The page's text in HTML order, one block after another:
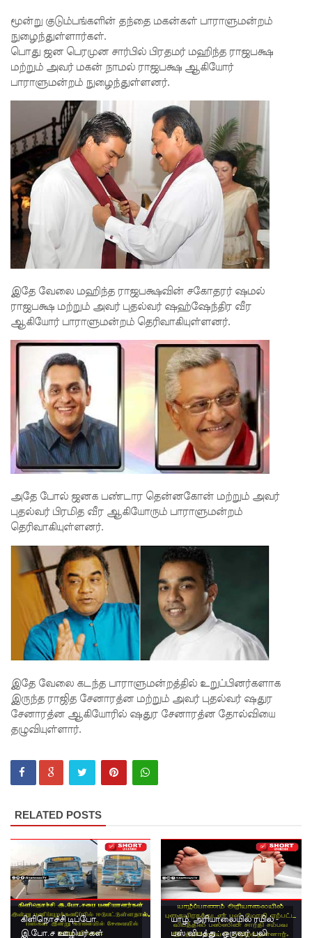
றையீட்டு
விசார
ணை
செப்டம்பர்
23 வரை
ஒத்திவைப்
பு!
சுகாதார
உதவியா
ளர்
நியமனங்க
ளில்
சுகாதார
தொண்டர்
களையும்
உள்வாங்க
வும் -
உதுமா
லெப்பை
விலங்குக
ள், தேசிய
நீர்
வழங்கல்
வடிகால்
சபை
சட்டமூலங்
நிறைவேற்
றம்!
சட்டவி
சூதாட்ட
ளங்களை
முடக்குமா
று
உத்தரவு!
மூன்று குடும்பங்களின் தந்தை மகன்கள் பாராளுமன்றம்
நுழைந்துள்ளார்கள்.
பொது ஜன பெரமுன சார்பில் பிரதமர் மஹிந்த ராஜபக்ஷ
மற்றும் அவர் மகன் நாமல் ராஜபக்ஷ ஆகியோர்
பாராளுமன்றம் நுழைந்துள்ளனர்.
இதே வேலை மஹிந்த ராஜபக்ஷவின் சகோதரர் ஷமல்
ராஜபக்ஷ மற்றும் அவர் புதல்வர் ஷஹ்ஷேந்திர வீர
ஆகியோர் பாராளுமன்றம் தெரிவாகியுள்ளனர்.
அதே போல் ஜனக பண்டார தென்னகோன் மற்றும் அவர்
புதல்வர் பிரமித வீர ஆகியோரும் பாராளுமன்றம்
தெரிவாகியுள்ளனர்.
இதே வேலை கடந்த பாராளுமன்றத்தில் உறுப்பினர்களாக
இருந்த ராஜித சேனாரத்ன மற்றும் அவர் புதல்வர் ஷதுர
சேனாரத்ன ஆகியோரில் ஷதுர சேனாரத்ன தோல்வியை
தழுவியுள்ளார்.
RELATED POSTS
கிளிநொச்சி டிப்போ
இ.போ.ச ஊழியர்கள்
யாழ். அரியாலையில் ரயில் -
பஸ் விபத்து : ஒருவர் பலி